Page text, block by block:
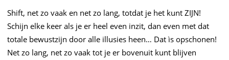
Shift, net zo vaak en net zo lang, totdat je het kunt ZIJN!
Schijn elke keer als je er heel even inzit, dan even met dat
totale bewustzijn door alle illusies heen… Dat ìs opschonen!
Net zo lang, net zo vaak tot je er bovenuit kunt blijven